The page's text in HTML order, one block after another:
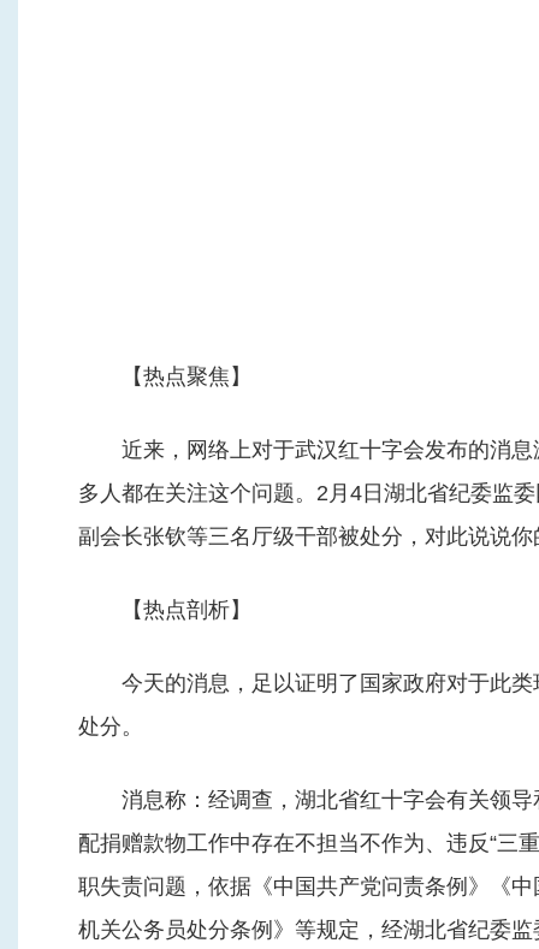
【热点聚焦】
近来，网络上对于武汉红十字会发布的消息
多人都在关注这个问题。2月4日湖北省纪委监
副会长张钦等三名厅级干部被处分，对此说说你
【热点剖析】
今天的消息，足以证明了国家政府对于此类
处分。
消息称：经调查，湖北省红十字会有关领导
配捐赠款物工作中存在不担当不作为、违反“三
职失责问题，依据《中国共产党问责条例》《
机关公务员处分条例》等规定，经湖北省纪委